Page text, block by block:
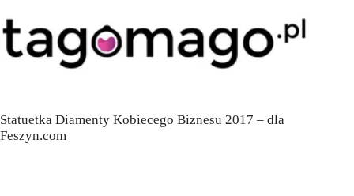
Statuetka Diamenty Kobiecego Biznesu 2017 – dla
Feszyn.com